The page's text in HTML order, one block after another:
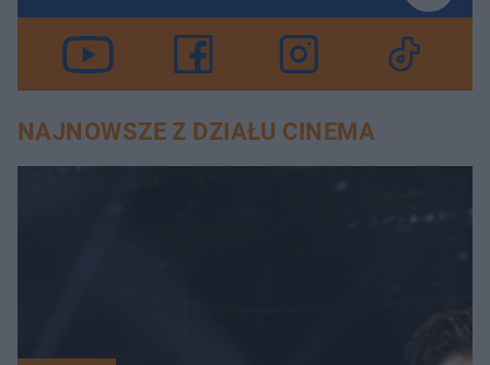
NAJNOWSZE Z DZIAŁU CINEMA